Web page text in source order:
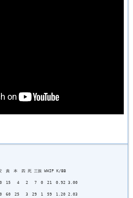
責 本 四 死 三振 WHIP K/BB
15 4 2 7 0 21 0.92 3.00
60 25 3 29 1 59 1.20 2.03